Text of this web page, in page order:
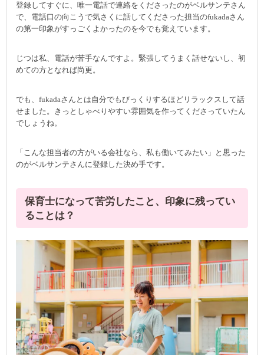
登録してすぐに、唯一電話で連絡をくださったのがベルサンテさん
で、電話口の向こうで気さくに話してくださった担当のfukadaさん
の第一印象がすっごくよかったのを今でも覚えています。
じつは私、電話が苦手なんですよ。緊張してうまく話せないし、初
めての方となれば尚更。
でも、fukadaさんとは自分でもびっくりするほどリラックスして話
せました。きっとしゃべりやすい雰囲気を作ってくださっていたん
でしょうね。
「こんな担当者の方がいる会社なら、私も働いてみたい」と思った
のがベルサンテさんに登録した決め手です。
保育士になって苦労したこと、印象に残ってい
ることは？